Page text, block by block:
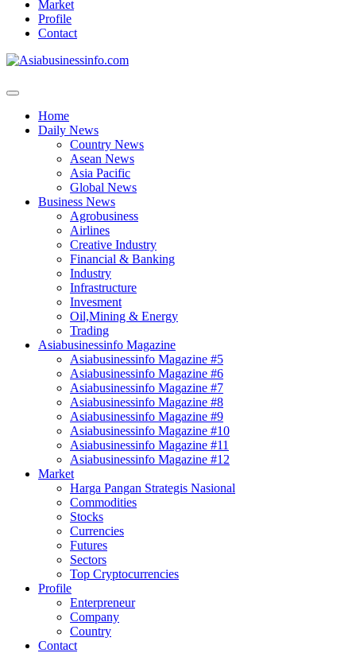
Market
Profile
Contact
Home
Daily News
Country News
Asean News
Asia Pacific
Global News
Business News
Agrobusiness
Airlines
Creative Industry
Financial & Banking
Industry
Infrastructure
Invesment
Oil,Mining & Energy
Trading
Asiabusinessinfo Magazine
Asiabusinessinfo Magazine #5
Asiabusinessinfo Magazine #6
Asiabusinessinfo Magazine #7
Asiabusinessinfo Magazine #8
Asiabusinessinfo Magazine #9
Asiabusinessinfo Magazine #10
Asiabusinessinfo Magazine #11
Asiabusinessinfo Magazine #12
Market
Harga Pangan Strategis Nasional
Commodities
Stocks
Currencies
Futures
Sectors
Top Cryptocurrencies
Profile
Enterpreneur
Company
Country
Contact